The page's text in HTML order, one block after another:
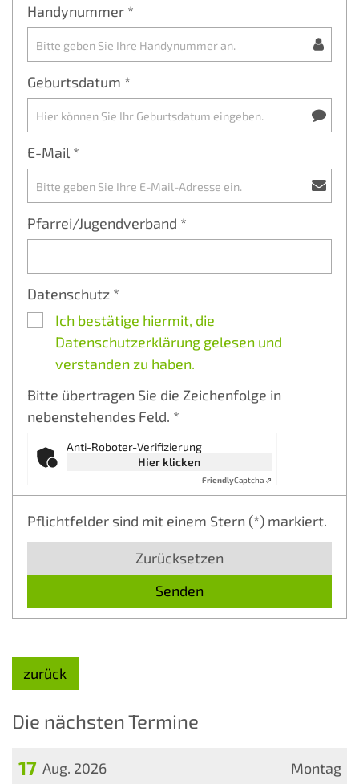
Handynummer *
Geburtsdatum *
E-Mail *
Pfarrei/Jugendverband *
Datenschutz *
Ich bestätige hiermit, die
Datenschutzerklärung gelesen und
verstanden zu haben.
Bitte übertragen Sie die Zeichenfolge in
nebenstehendes Feld. *
Anti-Roboter-Verifizierung
Hier klicken
FriendlyCaptcha ⇗
Pflichtfelder sind mit einem Stern (*) markiert.
Zurücksetzen
zurück
Die nächsten Termine
Montag
17 Aug. 2026